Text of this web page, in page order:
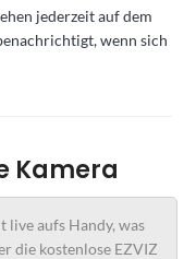
jederzeit auf dem
wenn sich
Kamera
live aufs Handy, was
die kostenlose EZVIZ